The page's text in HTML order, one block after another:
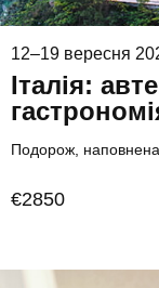
12–19 вересня
Італія:
Подорож,
€2850